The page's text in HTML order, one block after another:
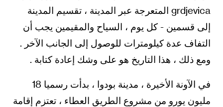
grdjevica المتعرجة عبر المدينة ، تقسيم المدينة
إلى قسمين - كل يوم ، السياح والمقيمين يجب أن
التفاف عدة كيلومترات للوصول إلى الجانب الآخر .
ومع ذلك ، هذا التاريخ هو على وشك إعادة كتابة .
في الآونة الأخيرة ، مدينة بودوا ، بدأت رسميا 18
مليون يورو من مشروع الطريق العطاء ، تعتزم إقامة